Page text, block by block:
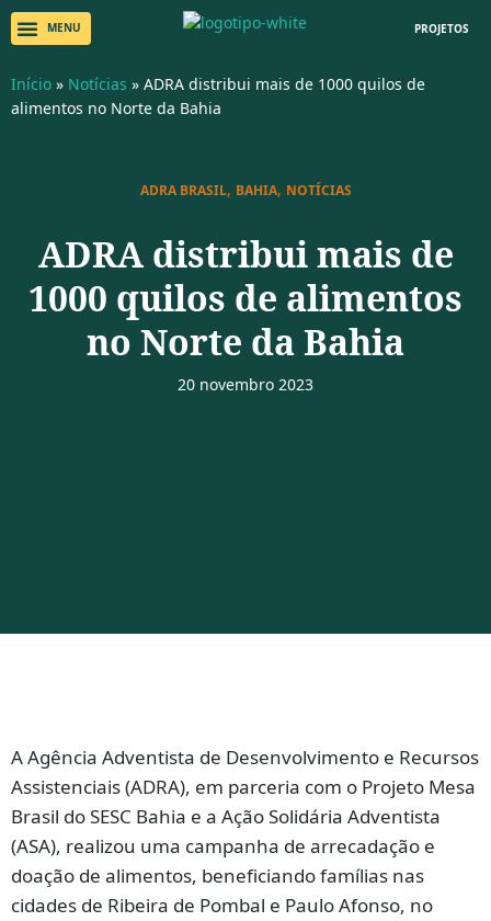
PROJETOS
Início » Notícias » ADRA distribui mais de 1000 quilos de
alimentos no Norte da Bahia
ADRA BRASIL, BAHIA, NOTÍCIAS
ADRA distribui mais de
1000 quilos de alimentos
no Norte da Bahia
20 novembro 2023
A Agência Adventista de Desenvolvimento e Recursos
Assistenciais (ADRA), em parceria com o Projeto Mesa
Brasil do SESC Bahia e a Ação Solidária Adventista
(ASA), realizou uma campanha de arrecadação e
doação de alimentos, beneficiando famílias nas
cidades de Ribeira de Pombal e Paulo Afonso, no